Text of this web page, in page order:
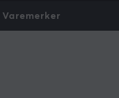
Varemerker